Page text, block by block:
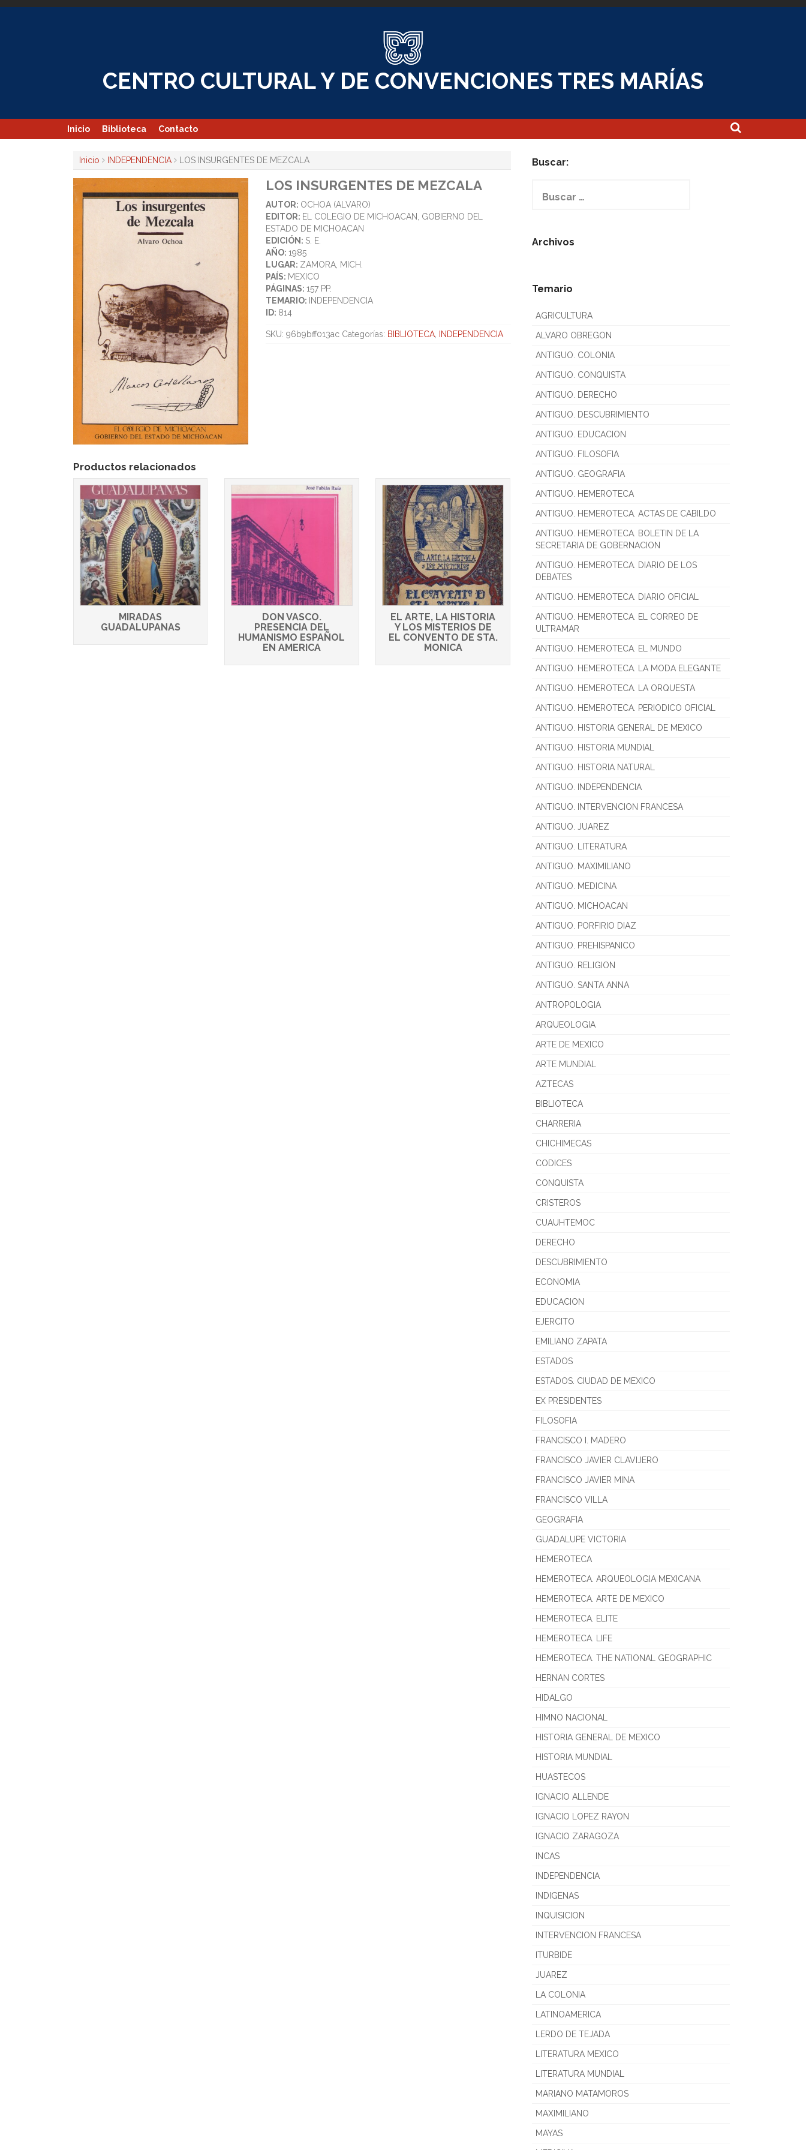
Skip
CENTRO CULTURAL Y DE CONVENCIONES TRES MARÍAS
Inicio Biblioteca Contacto
Inicio INDEPENDENCIA LOS INSURGENTES DE MEZCALA
LOS INSURGENTES DE MEZCALA
AUTOR: OCHOA (ALVARO)
EDITOR: EL COLEGIO DE MICHOACAN, GOBIERNO DEL
ESTADO DE MICHOACAN
EDICIÓN: S. E.
AÑO:1985
LUGAR: ZAMORA, MICH.
PAÍS: MEXICO
PÁGINAS:157 PP.
TEMARIO: INDEPENDENCIA
ID: 814
SKU:96b9bff013ac Categorías: BIBLIOTECA INDEPENDENCIA
Productos relacionados
MIRADAS
GUADALUPANAS
DON VASCO.
PRESENCIA DEL
HUMANISMO ESPAÑOL
EN AMERICA
EL ARTE, LA HISTORIA
Y LOS MISTERIOS DE
EL CONVENTO DE STA.
MONICA
Buscar:
Archivos
Temario
AGRICULTURA
ALVARO OBREGON
ANTIGUO. COLONIA
ANTIGUO. CONQUISTA
ANTIGUO. DERECHO
ANTIGUO. DESCUBRIMIENTO
ANTIGUO. EDUCACION
ANTIGUO. FILOSOFIA
ANTIGUO. GEOGRAFIA
ANTIGUO. HEMEROTECA
ANTIGUO. HEMEROTECA. ACTAS DE CABILDO
ANTIGUO. HEMEROTECA. BOLETIN DE LA
SECRETARIA DE GOBERNACION
ANTIGUO. HEMEROTECA. DIARIO DE LOS
DEBATES
ANTIGUO. HEMEROTECA. DIARIO OFICIAL
ANTIGUO. HEMEROTECA. EL CORREO DE
ULTRAMAR
ANTIGUO. HEMEROTECA. EL MUNDO
ANTIGUO. HEMEROTECA. LA MODA ELEGANTE
ANTIGUO. HEMEROTECA. LA ORQUESTA
ANTIGUO. HEMEROTECA. PERIODICO OFICIAL
ANTIGUO. HISTORIA GENERAL DE MEXICO
ANTIGUO. HISTORIA MUNDIAL
ANTIGUO. HISTORIA NATURAL
ANTIGUO. INDEPENDENCIA
ANTIGUO. INTERVENCION FRANCESA
ANTIGUO. JUAREZ
ANTIGUO. LITERATURA
ANTIGUO. MAXIMILIANO
ANTIGUO. MEDICINA
ANTIGUO. MICHOACAN
ANTIGUO. PORFIRIO DIAZ
ANTIGUO. PREHISPANICO
ANTIGUO. RELIGION
ANTIGUO. SANTA ANNA
ANTROPOLOGIA
ARQUEOLOGIA
ARTE DE MEXICO
ARTE MUNDIAL
AZTECAS
BIBLIOTECA
CHARRERIA
CHICHIMECAS
CODICES
CONQUISTA
CRISTEROS
CUAUHTEMOC
DERECHO
DESCUBRIMIENTO
ECONOMIA
EDUCACION
EJERCITO
EMILIANO ZAPATA
ESTADOS
ESTADOS. CIUDAD DE MEXICO
EX PRESIDENTES
FILOSOFIA
FRANCISCO I. MADERO
FRANCISCO JAVIER CLAVIJERO
FRANCISCO JAVIER MINA
FRANCISCO VILLA
GEOGRAFIA
GUADALUPE VICTORIA
HEMEROTECA
HEMEROTECA. ARQUEOLOGIA MEXICANA
HEMEROTECA. ARTE DE MEXICO
HEMEROTECA. ELITE
HEMEROTECA. LIFE
HEMEROTECA. THE NATIONAL GEOGRAPHIC
HERNAN CORTES
HIDALGO
HIMNO NACIONAL
HISTORIA GENERAL DE MEXICO
HISTORIA MUNDIAL
HUASTECOS
IGNACIO ALLENDE
IGNACIO LOPEZ RAYON
IGNACIO ZARAGOZA
INCAS
INDEPENDENCIA
INDIGENAS
INQUISICION
INTERVENCION FRANCESA
ITURBIDE
JUAREZ
LA COLONIA
LATINOAMERICA
LERDO DE TEJADA
LITERATURA MEXICO
LITERATURA MUNDIAL
MARIANO MATAMOROS
MAXIMILIANO
MAYAS